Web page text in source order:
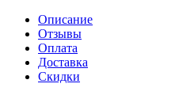
Описание
Отзывы
Оплата
Доставка
Скидки